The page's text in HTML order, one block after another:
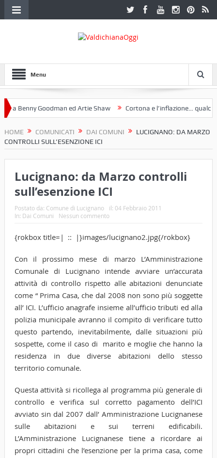
Menu
Benny Goodman ed Artie Shaw Cortona e l’inflazione… qualche
HOME COMUNICATI DAI COMUNI
LUCIGNANO: DA MARZO
CONTROLLI SULL’ESENZIONE ICI
Lucignano: da Marzo controlli
sull’esenzione ICI
Postato da: Comune di Lucignano il: 04 Febbraio 2011
In: Dai Comuni Nessun commento
{rokbox title=| :: |}images/lucignano2.jpg{/rokbox}
Con il prossimo mese di marzo L’Amministrazione
Comunale di Lucignano intende avviare un’accurata
attività di controllo rispetto alle abitazioni denunciate
come “ Prima Casa, che dal 2008 non sono più soggette
all’ ICI. L’ufficio anagrafe insieme all’ufficio tributi ed alla
polizia municipale avranno il compito di verificare tutto
questo partendo, inevitabilmente, dalle situazioni più
sospette, come il caso di marito e moglie che hanno la
residenza in due diverse abitazioni dello stesso
territorio comunale.
Questa attività si ricollega al programma più generale di
controllo e verifica sul corretto pagamento dell’ICI
avviato sin dal 2007 dall’ Amministrazione Lucignanese
sulle abitazioni e sui terreni edificabili.
L’Amministrazione Lucignanese tiene a ricordare ai
propri cittadini che l’esenzione per la prima casa, come